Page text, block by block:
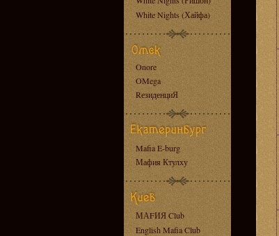
White Nights (Хайфа)
Onore
OMega
RезиденциЯ
Mafia E-burg
Мафия Ктулху
МАFИЯ Club
English Mafia Club